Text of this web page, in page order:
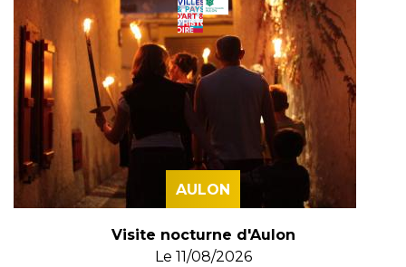
AULON
Visite nocturne d'Aulon
Le 11/08/2026